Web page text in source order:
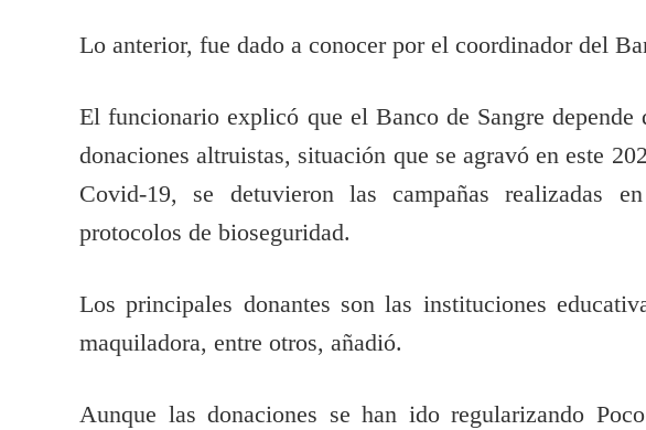
Lo anterior, fue dado a conocer por el coordinador del
El funcionario explicó que el Banco de Sangre
donaciones altruistas, situación que se agravó en este
Covid-19, se detuvieron las campañas realizadas
protocolos de bioseguridad.
Los principales donantes son las instituciones
maquiladora, entre otros, añadió.
Aunque las donaciones se han ido regularizando